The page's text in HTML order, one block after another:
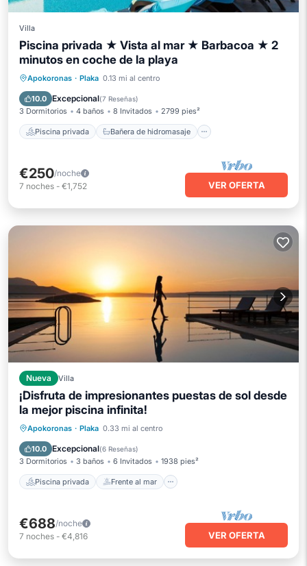
Villa
Piscina privada ★ Vista al mar ★ Barbacoa ★ 2
minutos en coche de la playa
Apokoronas · Plaka 0.13 mi al centro
10.0 Excepcional(7 Reseñas)
3 Dormitorios 4 baños 8 Invitados 2799 pies²
Piscina privada Bañera de hidromasaje
Piscina privada
Bañera de hidromasaje
Aparcamiento
€250/noche
7 noches - €1,752 VER OFERTA
Nueva Villa
¡Disfruta de impresionantes puestas de sol desde
la mejor piscina infinita!
Apokoronas · Plaka 0.33 mi al centro
10.0 Excepcional(6 Reseñas)
3 Dormitorios 3 baños 6 Invitados 1938 pies²
Piscina privada Frente al mar
Piscina privada
Frente al mar
Bañera de hidromasaje
€688/noche
7 noches - €4,816 VER OFERTA